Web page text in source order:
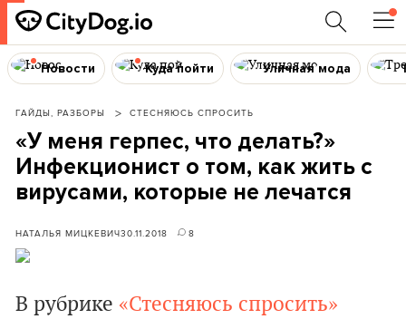
Новости Куда пойти Уличная мода
ГАЙДЫ, РАЗБОРЫ СТЕСНЯЮСЬ СПРОСИТЬ
«У меня герпес, что делать?»
Инфекционист о том, как жить с
вирусами, которые не лечатся
НАТАЛЬЯ МИЦКЕВИЧ30.11.2018 8
В рубрике «Стесняюсь спросить»